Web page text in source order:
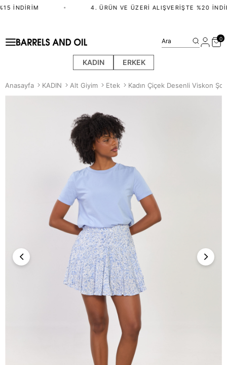
İNDIRIM 4. ÜRÜN VE ÜZERI ALIŞVERIŞTE %20
KADIN ERKEK
Ara 0
Anasayfa KADIN Alt Giyim Etek Kadın Çiçek Desenli Viskon